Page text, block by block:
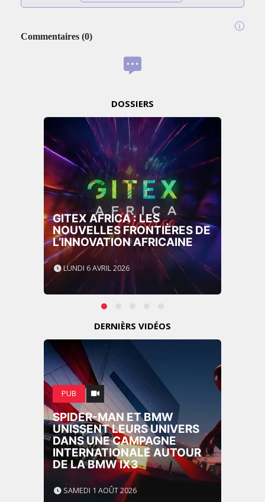
Commentaires (0)
DOSSIERS
GITEX AFRICA : LES
NOUVELLES FRONTIÈRES DE
L’INNOVATION AFRICAINE
LUNDI 6 AVRIL 2026
DERNIÈRS VIDÉOS
PUB
SPIDER-MAN ET BMW
UNISSENT LEURS UNIVERS
DANS UNE CAMPAGNE
INTERNATIONALE AUTOUR
DE LA BMW IX3
SAMEDI 1 AOÛT 2026